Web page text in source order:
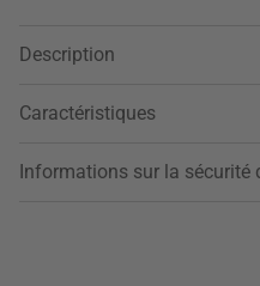
Description
Caractéristiques
Informations sur la sécurité